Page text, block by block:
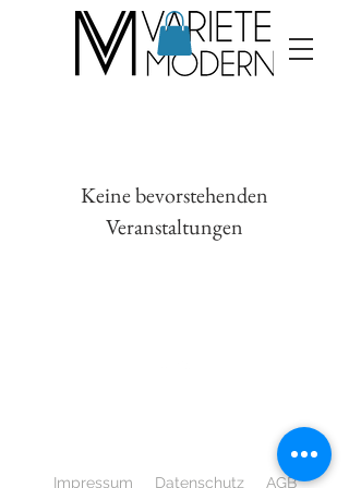
Keine bevorstehenden
Veranstaltungen
Impressum Datenschutz AGB